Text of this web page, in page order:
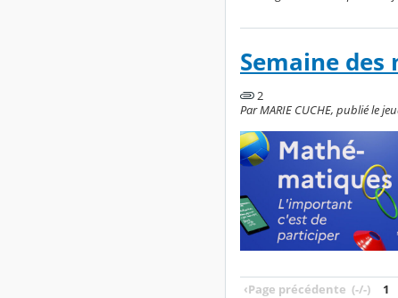
Semaine
2
Par MARIE CUCHE, publié le
‹Page précédente (-/-) 1